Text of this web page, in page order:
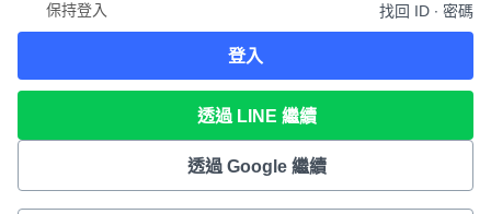
保持登入 找回 ID ∙ 密碼
登入
透過 LINE 繼續
透過 Google 繼續